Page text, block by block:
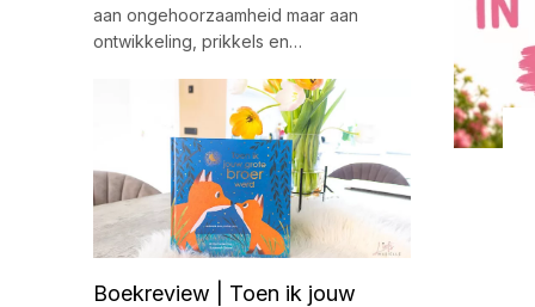
aan ongehoorzaamheid maar aan
ontwikkeling, prikkels en…
Boekreview | Toen ik jouw